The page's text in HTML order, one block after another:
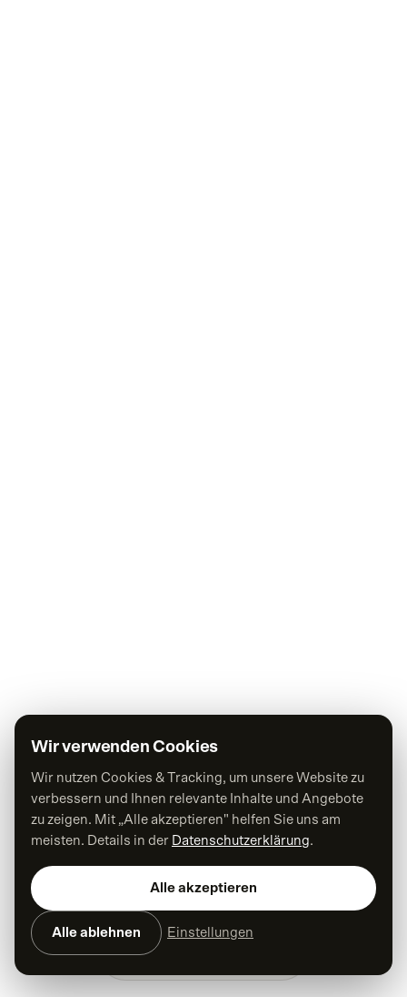
Wir verwenden Cookies
Wir nutzen Cookies & Tracking, um unsere Website zu
verbessern und Ihnen relevante Inhalte und Angebote
zu zeigen. Mit „Alle akzeptieren" helfen Sie uns am
meisten. Details in der Datenschutzerklärung.
Alle akzeptieren
Alle ablehnen Einstellungen